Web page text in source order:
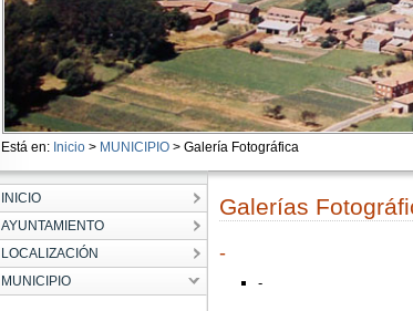
Está en: Inicio > MUNICIPIO> Galería Fotográfica
INICIO
AYUNTAMIENTO
LOCALIZACIÓN
MUNICIPIO
Galerías
-
-